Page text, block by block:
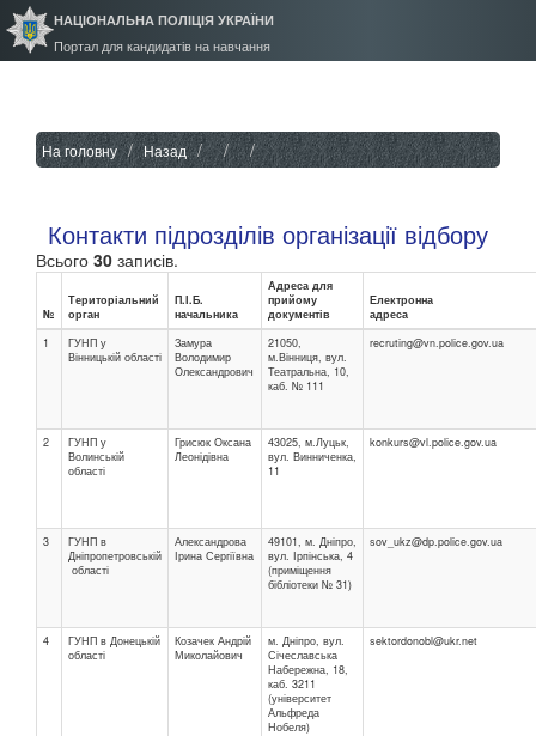
НАЦІОНАЛЬНА ПОЛІЦІЯ УКРАЇНИ
Портал для кандидатів на навчання
На головну Назад
Контакти підрозділів організації відбору
Всього 30 записів.
№
Територіальний
орган
П.І.Б.
начальника
Адреса для
прийому
документів
Електронна
адреса
1
ГУНП у
Вінницькій області
Замура
Володимир
Олександрович
21050,
м.Вінниця, вул.
Театральна, 10,
каб. № 111
recruting@vn.police.gov.ua
2
ГУНП у
Волинській
області
Грисюк Оксана
Леонідівна
43025, м.Луцьк,
вул. Винниченка,
11
konkurs@vl.police.gov.ua
3
ГУНП в
Дніпропетровській
області
Александрова
Ірина Сергіївна
49101, м. Дніпро,
вул. Ірпінська, 4
(приміщення
бібліотеки № 31)
sov_ukz@dp.police.gov.ua
4
ГУНП в Донецькій
області
Козачек Андрій
Миколайович
м. Дніпро, вул.
Січеславська
Набережна, 18,
каб. 3211
(університет
Альфреда
Нобеля)
sektordonobl@ukr.net